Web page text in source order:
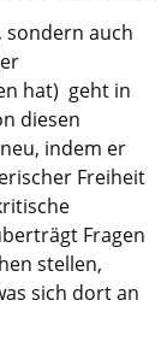
sondern auch
hat) geht in
diesen
indem er
Freiheit
Fragen
stellen,
sich dort an